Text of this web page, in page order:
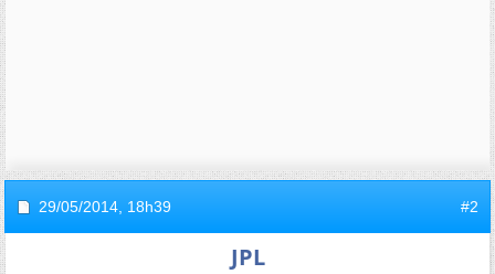
29/05/2014, 18h39 #2
JPL